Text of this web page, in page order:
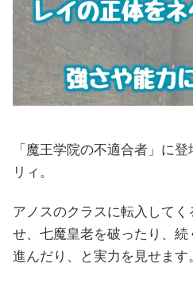
「魔王学院の不適合者」に
リィ。
アノスのクラスに転入して
せ、七魔皇老を破ったり、
進んだり、と実力を見せます